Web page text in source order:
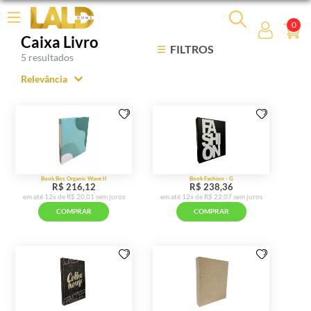
0
Caixa Livro
5 resultados
Relevância
Mais Vendidos
Menor Preço
Maior Preço
Ordem Alfabética
FILTROS
Book Bos Organic Wave II